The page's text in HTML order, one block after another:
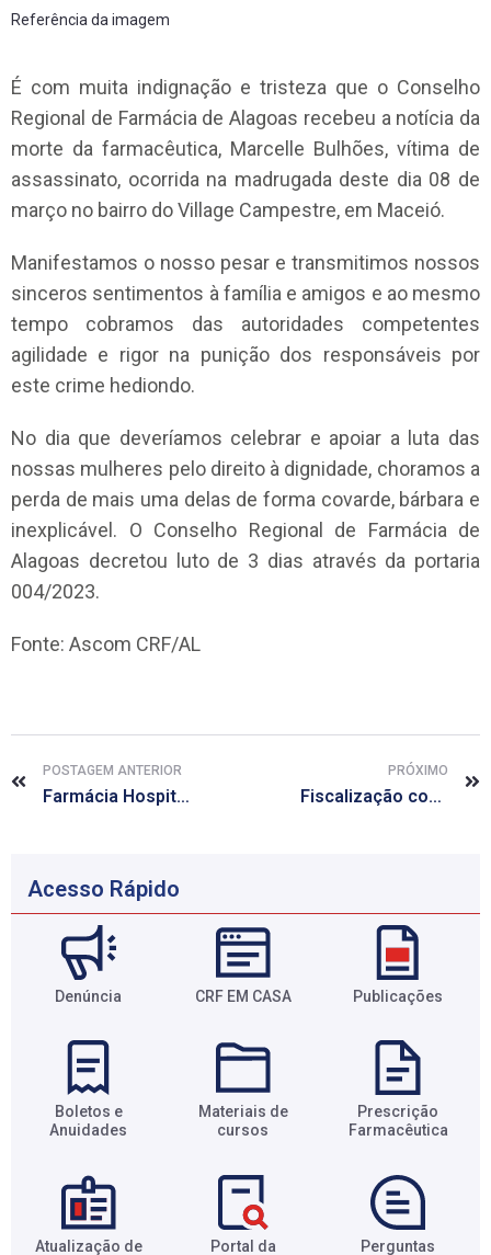
Referência da imagem
É com muita indignação e tristeza que o Conselho
Regional de Farmácia de Alagoas recebeu a notícia da
morte da farmacêutica, Marcelle Bulhões, vítima de
assassinato, ocorrida na madrugada deste dia 08 de
março no bairro do Village Campestre, em Maceió.
Manifestamos o nosso pesar e transmitimos nossos
sinceros sentimentos à família e amigos e ao mesmo
tempo cobramos das autoridades competentes
agilidade e rigor na punição dos responsáveis por
este crime hediondo.
No dia que deveríamos celebrar e apoiar a luta das
nossas mulheres pelo direito à dignidade, choramos a
perda de mais uma delas de forma covarde, bárbara e
inexplicável. O Conselho Regional de Farmácia de
Alagoas decretou luto de 3 dias através da portaria
004/2023.
Fonte: Ascom CRF/AL
POSTAGEM ANTERIOR
Farmácia Hospitalar do HU atua na redução em 40% de gastos com antimicrobianos
PRÓXIMO
Fiscalização conjunta do CRF/AL e Vigilância interdita sete farmácias em Maceió
Acesso Rápido
Denúncia CRF EM CASA Publicações
Boletos e
Anuidades​
Materiais de
cursos​
Prescrição
Farmacêutica​
Atualização de Portal da Perguntas